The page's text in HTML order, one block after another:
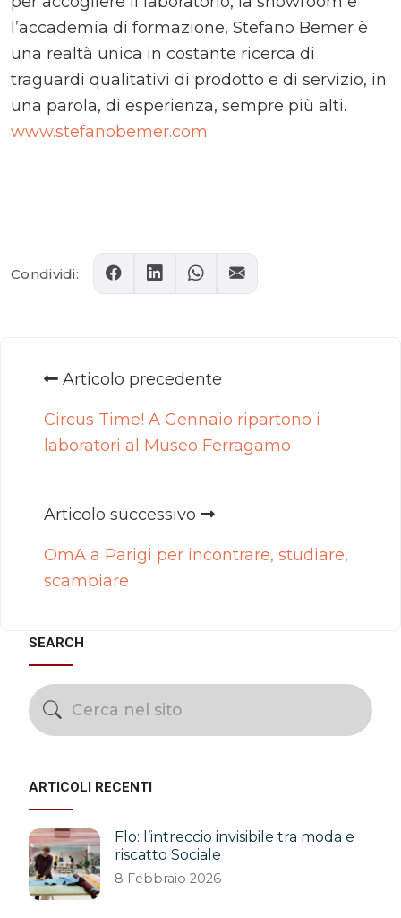
l’accademia di formazione, Stefano Bemer è
una realtà unica in costante ricerca di
traguardi qualitativi di prodotto e di servizio, in
una parola, di esperienza, sempre più alti.
www.stefanobemer.com
Condividi:
Articolo precedente
Circus Time! A Gennaio ripartono i
laboratori al Museo Ferragamo
Articolo successivo
OmA a Parigi per incontrare, studiare,
scambiare
SEARCH
ARTICOLI RECENTI
Flo: l’intreccio invisibile tra moda e
riscatto Sociale
8 Febbraio 2026